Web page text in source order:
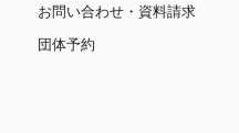
お問い合わせ・資料請求
団体予約